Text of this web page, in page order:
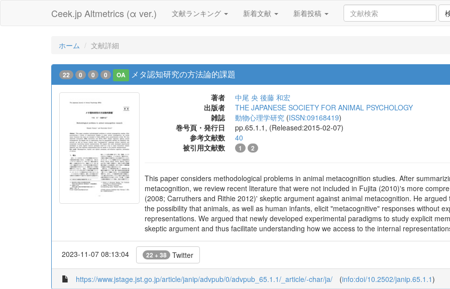
Ceek.jp Altmetrics (α ver.) 文献ランキング 新着文献 新着投稿
ホーム 文献詳細
22 0 0 0 OA メタ認知研究の方法論的課題
著者 中尾 央 後藤 和宏
出版者
THE JAPANESE SOCIETY FOR ANIMAL PSYCHOLOGY
雑誌
動物心理学研究 (ISSN:09168419)
巻号頁・発行日
pp.65.1.1, (Released:2015-02-07)
参考文献数
40
被引用文献数
1 2
This paper considers methodological problems in animal metacognition studies. After
metacognition, we review recent literature that were not included in Fujita (2010)'s more
(2008; Carruthers and Rithie 2012)' skeptic argument against animal metacognition. He
the possibility that animals, as well as human infants, elicit "metacognitive" responses without
representations. We argued that newly developed experimental paradigms to study explicit
skeptic argument and thus facilitate understanding how we access to the internal
2023-11-07 08:13:04 22 + 38 Twitter
https://www.jstage.jst.go.jp/article/janip/advpub/0/advpub_65.1.1/_article/-char/ja/ (info:doi/10.2502/janip.65.1.1)